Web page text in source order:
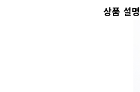
상품 설명